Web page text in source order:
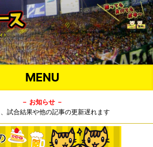
MENU
－ お知らせ －
試合結果や他の記事の更新遅れます